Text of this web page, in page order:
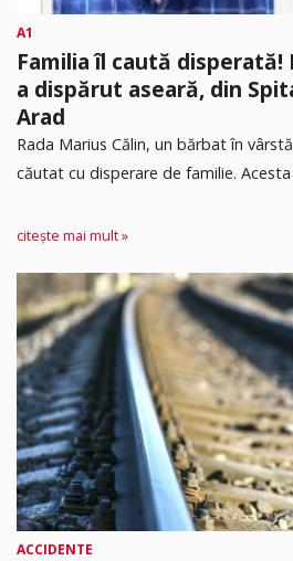
A1
Familia îl caută disperată!
a dispărut aseară, din
Arad
Rada Marius Călin, un bărbat în
căutat cu disperare de familie.
citește mai mult »
ACCIDENTE